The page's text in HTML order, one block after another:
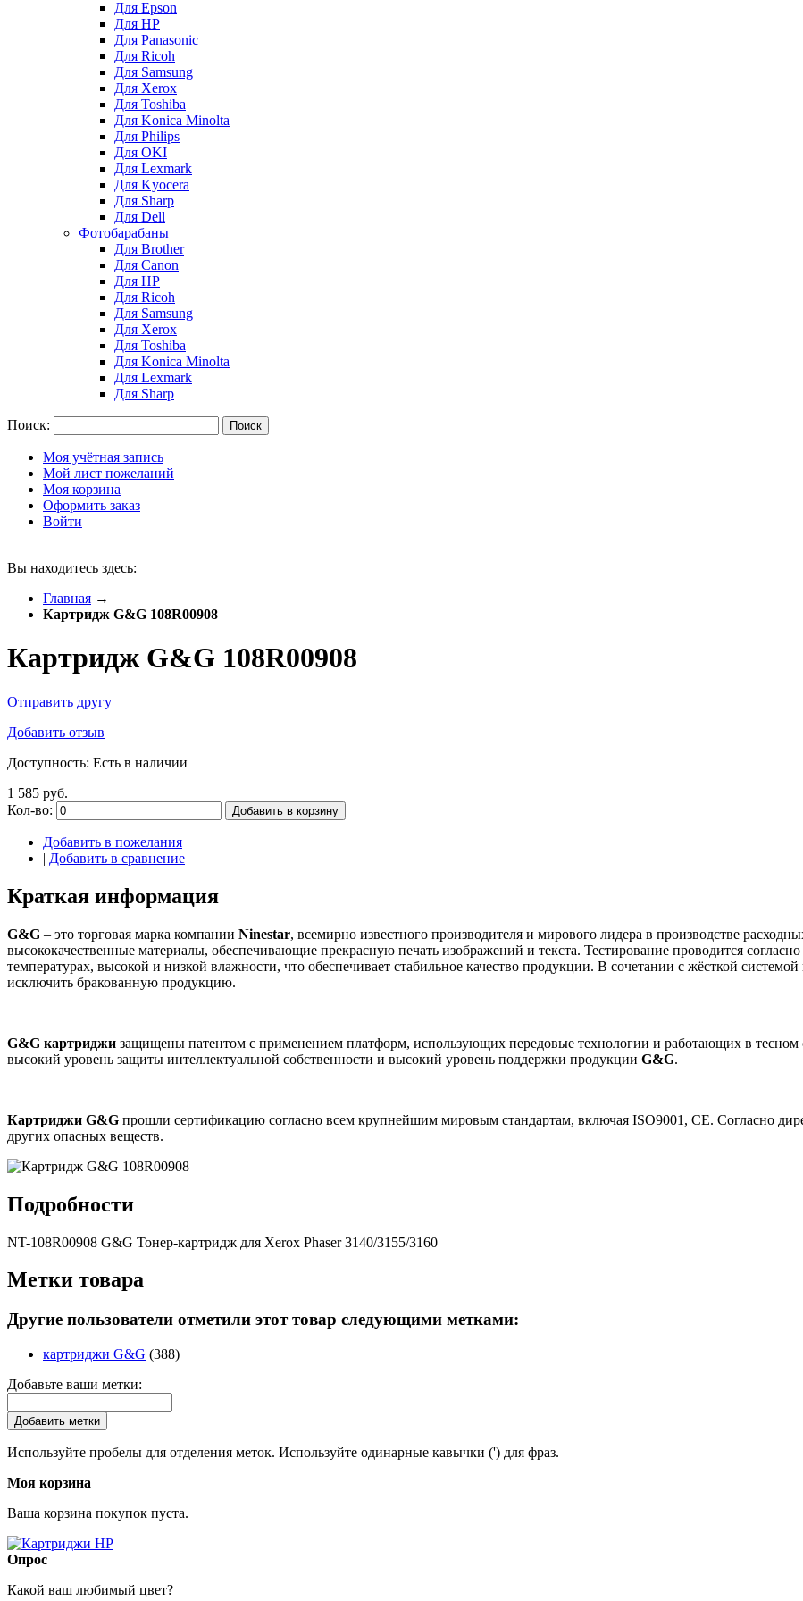
Для Epson
Для HP
Для Panasonic
Для Ricoh
Для Samsung
Для Xerox
Для Toshiba
Для Konica Minolta
Для Philips
Для OKI
Для Lexmark
Для Kyocera
Для Sharp
Для Dell
Фотобарабаны
Для Brother
Для Canon
Для HP
Для Ricoh
Для Samsung
Для Xerox
Для Toshiba
Для Konica Minolta
Для Lexmark
Для Sharp
Поиск: Поиск
Моя учётная запись
Мой лист пожеланий
Моя корзина
Оформить заказ
Войти
Вы находитесь здесь:
Главная →
Картридж G&G 108R00908
Картридж G&G 108R00908
Отправить другу
Добавить отзыв
Доступность: Есть в наличии
1 585 руб.
Кол-во:
Добавить в корзину
Добавить в пожелания
| Добавить в сравнение
Краткая информация
G&G – это торговая марка компании Ninestar, всемирно известного производителя и мирового лидера в производстве
высококачественные материалы, обеспечивающие прекрасную печать изображений и текста. Тестирование проводится
температурах, высокой и низкой влажности, что обеспечивает стабильное качество продукции. В сочетании с жёсткой
исключить бракованную продукцию.
G&G картриджи защищены патентом с применением платформ, использующих передовые технологии и работающих в
высокий уровень защиты интеллектуальной собственности и высокий уровень поддержки продукции G&G.
Картриджи G&G прошли сертификацию согласно всем крупнейшим мировым стандартам, включая ISO9001, CE. Согласно
других опасных веществ.
Подробности
NT-108R00908 G&G Тонер-картридж для Xerox Phaser 3140/3155/3160
Метки товара
Другие пользователи отметили этот товар следующими метками:
картриджи G&G (388)
Добавьте ваши метки:
Добавить метки
Используйте пробелы для отделения меток. Используйте одинарные кавычки (') для фраз.
Моя корзина
Ваша корзина покупок пуста.
Опрос
Какой ваш любимый цвет?